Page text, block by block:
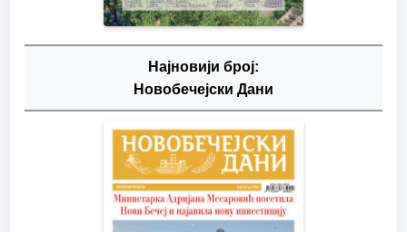
Најновији број:
Новобечејски Дани